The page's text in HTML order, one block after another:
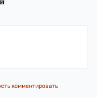
комментировать